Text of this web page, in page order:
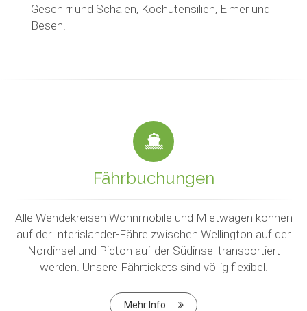
Geschirr und Schalen, Kochutensilien, Eimer und
Besen!
Fährbuchungen
Alle Wendekreisen Wohnmobile und Mietwagen können
auf der Interislander-Fähre zwischen Wellington auf der
Nordinsel und Picton auf der Südinsel transportiert
werden. Unsere Fährtickets sind völlig flexibel.
Mehr Info